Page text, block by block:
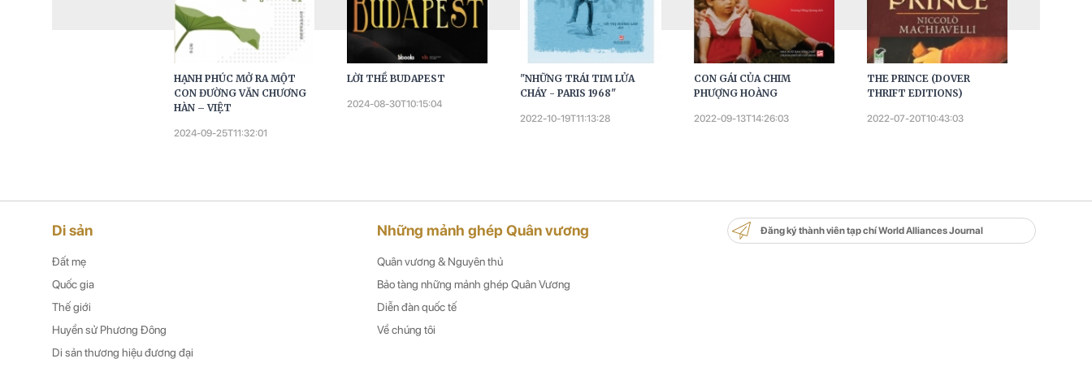
HẠNH PHÚC MỞ RA MỘT
CON ĐƯỜNG VĂN CHƯƠNG
HÀN – VIỆT
2024-09-25T11:32:01
LỜI THỀ BUDAPEST
2024-08-30T10:15:04
"NHỮNG TRÁI TIM LỬA
CHÁY - PARIS 1968"
2022-10-19T11:13:28
CON GÁI CỦA CHIM
PHƯỢNG HOÀNG
2022-09-13T14:26:03
THE PRINCE (DOVER
THRIFT EDITIONS)
2022-07-20T10:43:03
Di sản
Đất mẹ
Quốc gia
Thế giới
Huyền sử Phương Đông
Di sản thương hiệu đương đại
Những mảnh ghép Quân vương
Quân vương & Nguyên thủ
Bảo tàng những mảnh ghép Quân Vương
Diễn đàn quốc tế
Về chúng tôi
Đăng ký thành viên tạp chí World Alliances Journal